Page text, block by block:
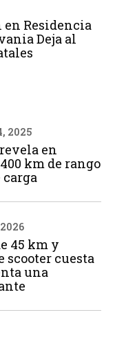
en Residencia
Deja al
2025
en
km de rango
carga
45 km y
scooter cuesta
una